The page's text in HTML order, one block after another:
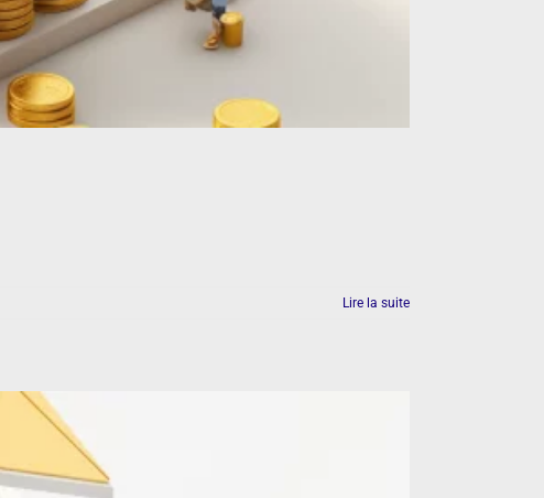
Lire la suite